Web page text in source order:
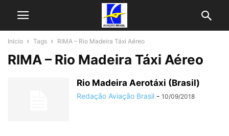
Início Tags RIMA – Rio Madeira Táxi Aéreo
RIMA – Rio Madeira Táxi Aéreo
Rio Madeira Aerotáxi (Brasil)
Redação Aviação Brasil - 10/09/2018